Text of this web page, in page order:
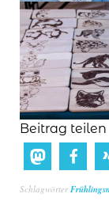
Beitrag teilen
Schlagwörter